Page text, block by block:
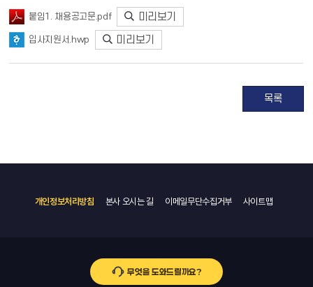
붙임1. 채용공고문.pdf 미리보기
입사지원서.hwp 미리보기
목록
개인정보처리방침 본사 오시는 길 이메일무단수집거부 사이트맵
무엇을 도와드릴까요?